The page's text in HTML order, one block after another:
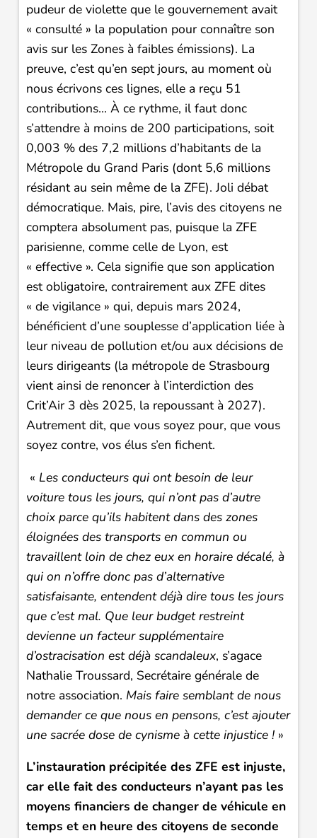
pudeur de violette que le gouvernement avait
« consulté » la population pour connaître son
avis sur les Zones à faibles émissions). La
preuve, c’est qu’en sept jours, au moment où
nous écrivons ces lignes, elle a reçu 51
contributions… À ce rythme, il faut donc
s’attendre à moins de 200 participations, soit
0,003 % des 7,2 millions d’habitants de la
Métropole du Grand Paris (dont 5,6 millions
résidant au sein même de la ZFE). Joli débat
démocratique. Mais, pire, l’avis des citoyens ne
comptera absolument pas, puisque la ZFE
parisienne, comme celle de Lyon, est
« effective ». Cela signifie que son application
est obligatoire, contrairement aux ZFE dites
« de vigilance » qui, depuis mars 2024,
bénéficient d’une souplesse d’application liée à
leur niveau de pollution et/ou aux décisions de
leurs dirigeants (la métropole de Strasbourg
vient ainsi de renoncer à l’interdiction des
Crit’Air 3 dès 2025, la repoussant à 2027).
Autrement dit, que vous soyez pour, que vous
soyez contre, vos élus s’en fichent.
« Les conducteurs qui ont besoin de leur
voiture tous les jours, qui n’ont pas d’autre
choix parce qu’ils habitent dans des zones
éloignées des transports en commun ou
travaillent loin de chez eux en horaire décalé, à
qui on n’offre donc pas d’alternative
satisfaisante, entendent déjà dire tous les jours
que c’est mal. Que leur budget restreint
devienne un facteur supplémentaire
d’ostracisation est déjà scandaleux, s’agace
Nathalie Troussard, Secrétaire générale de
notre association. Mais faire semblant de nous
demander ce que nous en pensons, c’est ajouter
une sacrée dose de cynisme à cette injustice !»
L’instauration précipitée des ZFE est injuste,
car elle fait des conducteurs n’ayant pas les
moyens financiers de changer de véhicule en
temps et en heure des citoyens de seconde